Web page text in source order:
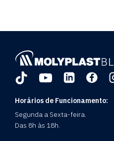
Horários de Funcionamento:
Segunda a Sexta-feira.
Das 8h às 18h.